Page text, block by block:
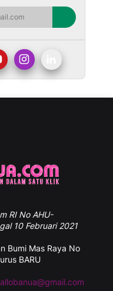
RI No AHU-
10 Februari 2021
Bumi Mas Raya No
BARU